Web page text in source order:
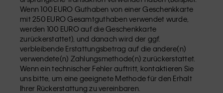
Wenn 100 EURO Guthaben von einer Geschenkkarte
mit 250 EURO Gesamtguthaben verwendet wurde,
werden 100 EURO auf die Geschenkkarte
zurückerstattet), und danach wird der ggf.
verbleibende Erstattungsbetrag auf die andere(n)
verwendete(n) Zahlungsmethode(n) zurückerstattet.
Wenn ein technischer Fehler auftritt, kontaktieren Sie
uns bitte, um eine geeignete Methode für den Erhalt
Ihrer Rückerstattung zu vereinbaren.